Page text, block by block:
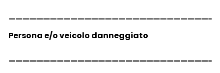
Persona e/o veicolo danneggiato